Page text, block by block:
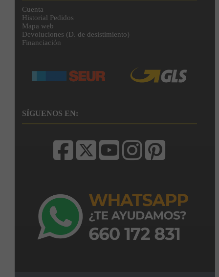
Cuenta
Historial Pedidos
Mapa web
Devoluciones (D. de desistimiento)
Financiación
SÍGUENOS EN: